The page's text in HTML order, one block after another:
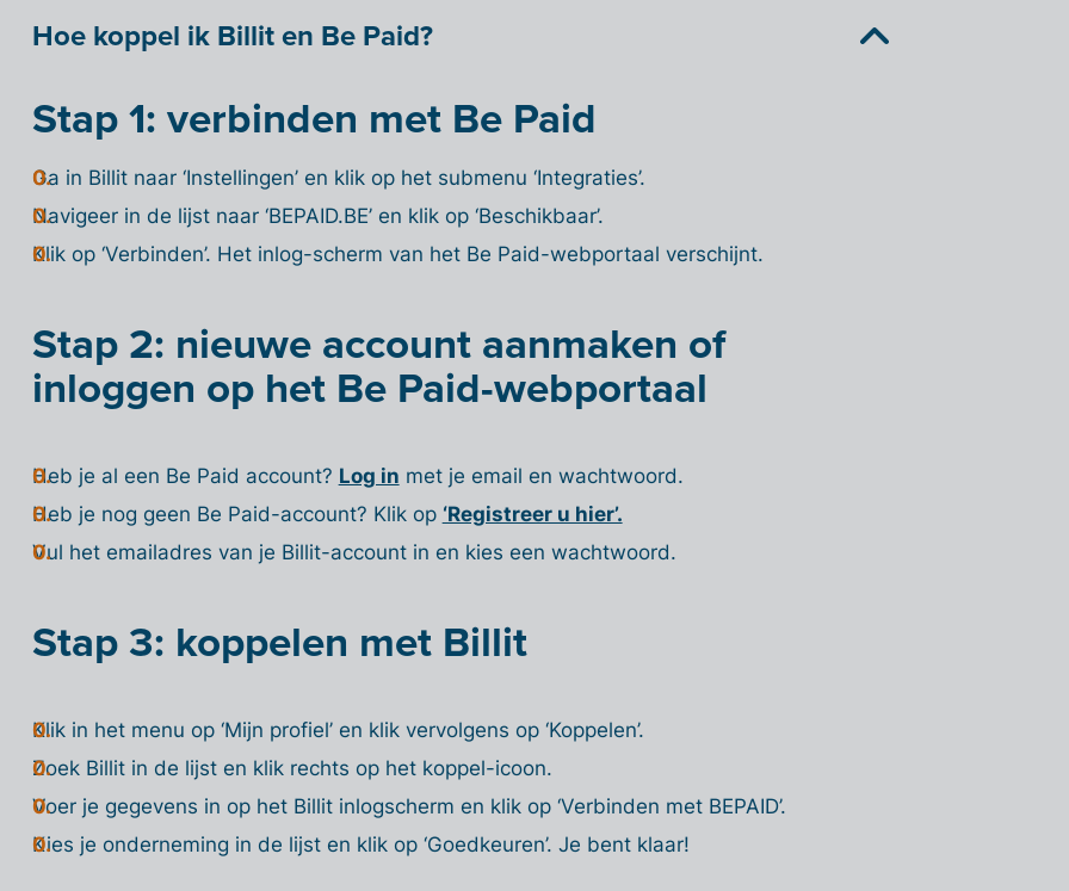
Hoe koppel ik Billit en Be Paid?
Stap 1: verbinden met Be Paid
Ga in Billit naar ‘Instellingen’ en klik op het submenu ‘Integraties’.
Navigeer in de lijst naar ‘BEPAID.BE’ en klik op ‘Beschikbaar’.
Klik op ‘Verbinden’. Het inlog-scherm van het Be Paid-webportaal verschijnt.
Stap 2: nieuwe account aanmaken of
inloggen op het Be Paid-webportaal
Heb je al een Be Paid account? Log in met je email en wachtwoord.
Heb je nog geen Be Paid-account? Klik op ‘Registreer u hier’.
Vul het emailadres van je Billit-accountin en kies een wachtwoord.
Stap 3: koppelen met Billit
Klik in het menu op ‘Mijn profiel’en klik vervolgens op ‘Koppelen’.
Zoek Billit in de lijst en klik rechts op het koppel-icoon.
Voer je gegevens in op het Billit inlogscherm en klik op ‘Verbinden met BEPAID’.
Kies je onderneming in de lijst en klik op ‘Goedkeuren’. Je bent klaar!